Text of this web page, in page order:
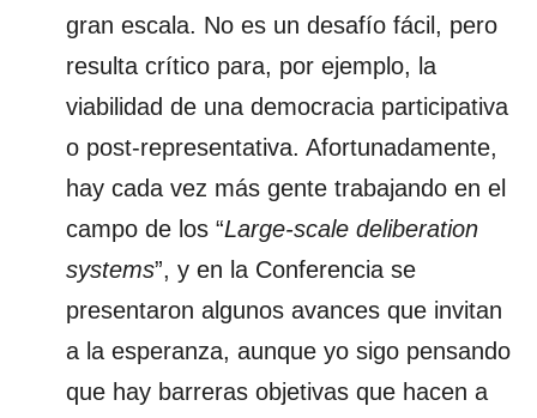
gran escala. No es un desafío fácil, pero
resulta crítico para, por ejemplo, la
viabilidad de una democracia participativa
o post-representativa. Afortunadamente,
hay cada vez más gente trabajando en el
campo de los “Large-scale deliberation
systems”, y en la Conferencia se
presentaron algunos avances que invitan
a la esperanza, aunque yo sigo pensando
que hay barreras objetivas que hacen a